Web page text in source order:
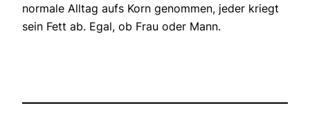
normale Alltag aufs Korn genommen, jeder kriegt
sein Fett ab. Egal, ob Frau oder Mann.